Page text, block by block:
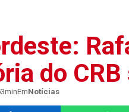
do CRB
EmNotícias